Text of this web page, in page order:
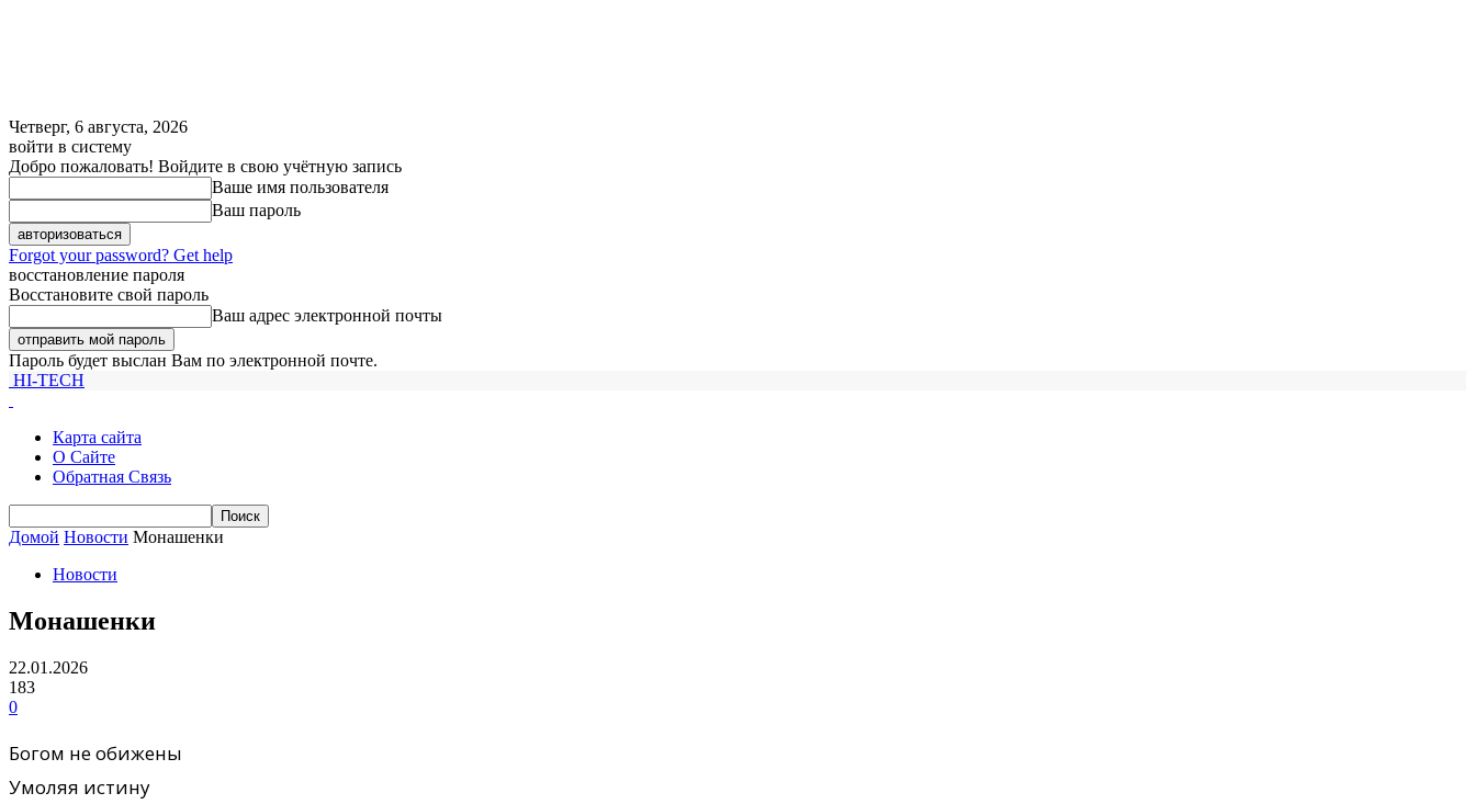
Четверг, 6 августа, 2026
войти в систему
Добро пожаловать! Войдите в свою учётную запись
Ваше имя пользователя
Ваш пароль
Forgot your password? Get help
восстановление пароля
Восстановите свой пароль
Ваш адрес электронной почты
Пароль будет выслан Вам по электронной почте.
HI-TECH
Карта сайта
О Сайте
Обратная Связь
Домой Новости Монашенки
Новости
Монашенки
22.01.2026
183
0
Богом не обижены
Умоляя истину